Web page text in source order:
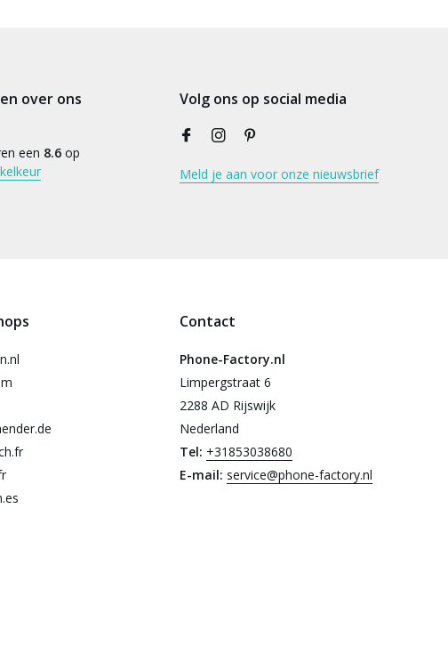
over ons
een 8.6 op
Volg ons op social media
Meld je aan voor onze nieuwsbrief
Contact
Phone-Factory.nl
Limpergstraat 6
2288 AD Rijswijk
Nederland
Tel: +31853038680
E-mail: service@phone-factory.nl